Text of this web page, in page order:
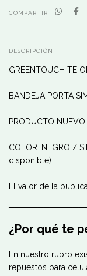
COMPARTIR
DESCRIPCIÓN
GREENTOUCH TE
BANDEJA PORTA
PRODUCTO NUEVO
COLOR: NEGRO /
disponible)
El valor de la
¿Por qué te
En nuestro rubro
repuestos para